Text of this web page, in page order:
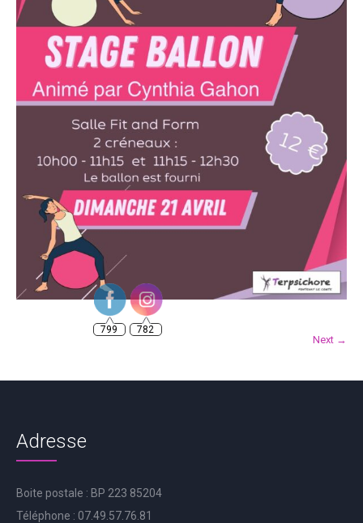
Next →
Adresse
Boite postale : BP 223 85204
Téléphone : 07.49.57.76.81
782